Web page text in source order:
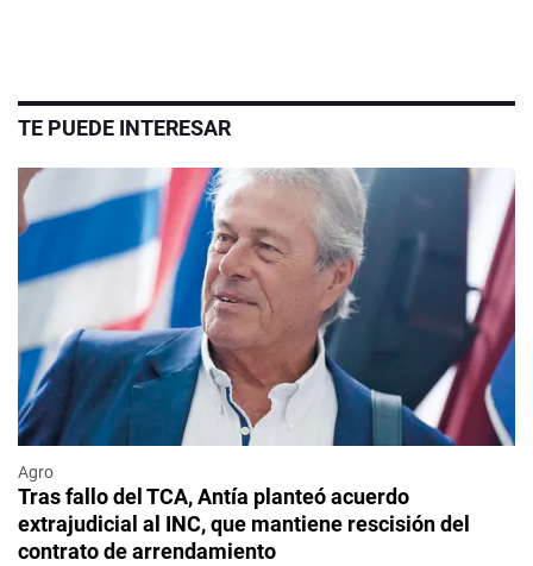
TE PUEDE INTERESAR
Agro
Tras fallo del TCA, Antía planteó acuerdo
extrajudicial al INC, que mantiene rescisión del
contrato de arrendamiento